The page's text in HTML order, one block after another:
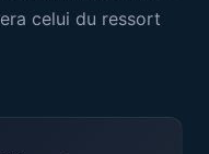
celui du ressort